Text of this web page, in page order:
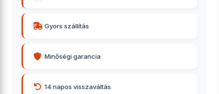
Gyors szállítás
Minőségi garancia
14 napos visszaváltás